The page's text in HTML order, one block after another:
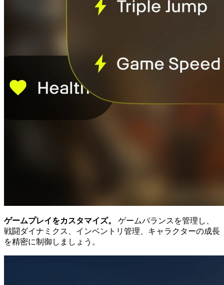
ゲームプレイをカスタマイズ。
ゲームバランスを管理し、
戦闘ダイナミクス、インベントリ管理、キャラクターの成長
を精密に制御しましょう。